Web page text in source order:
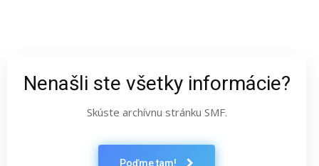
Nenašli ste všetky informácie?
Skúste archívnu stránku SMF.
Poďme tam!